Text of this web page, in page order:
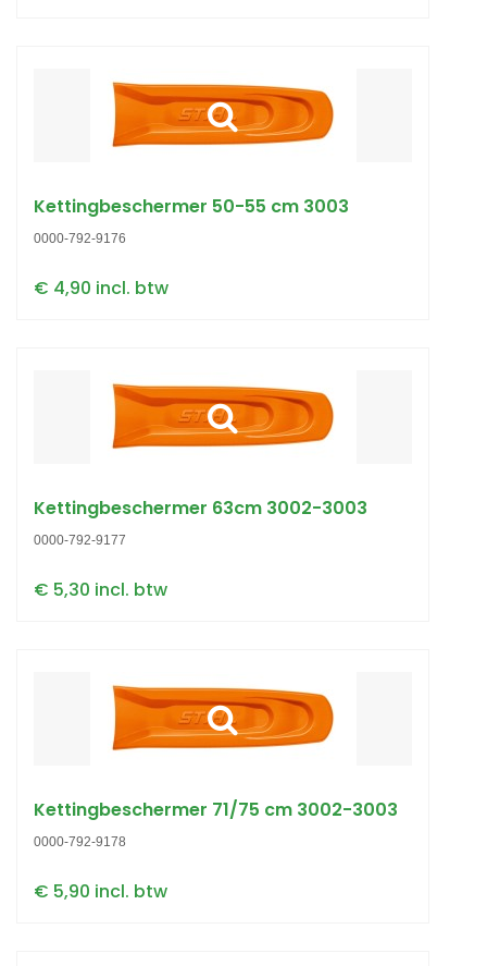
Kettingbeschermer 50-55 cm 3003
0000-792-9176
€ 4,90 incl. btw
Kettingbeschermer 63cm 3002-3003
0000-792-9177
€ 5,30 incl. btw
Kettingbeschermer 71/75 cm 3002-3003
0000-792-9178
€ 5,90 incl. btw